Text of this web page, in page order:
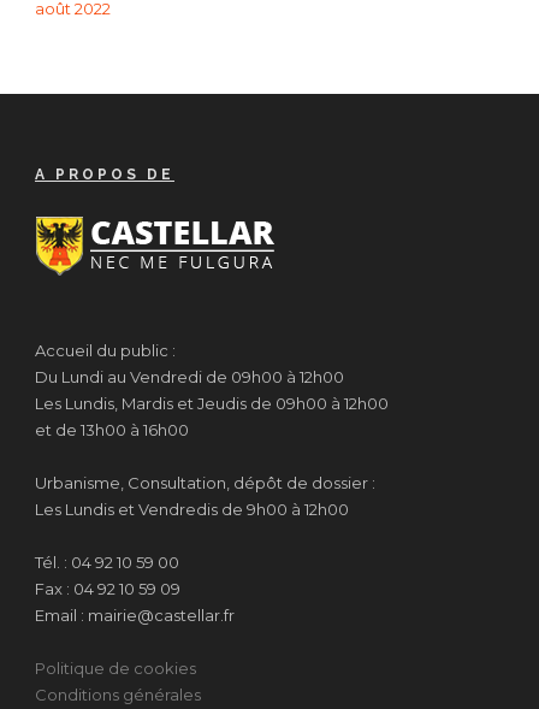
août 2022
A PROPOS DE
Accueil du public :
Du Lundi au Vendredi de 09h00 à 12h00
Les Lundis, Mardis et Jeudis de 09h00 à 12h00
et de 13h00 à 16h00
Urbanisme, Consultation, dépôt de dossier :
Les Lundis et Vendredis de 9h00 à 12h00
Tél. : 04 92 10 59 00
Fax : 04 92 10 59 09
Email : mairie@castellar.fr
Politique de cookies
Conditions générales